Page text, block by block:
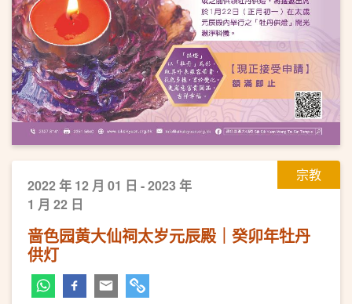
宗教
2022 年 12 月 01 日 - 2023 年
1 月 22 日
啬色园黄大仙祠太岁元辰殿｜癸卯年牡丹
供灯